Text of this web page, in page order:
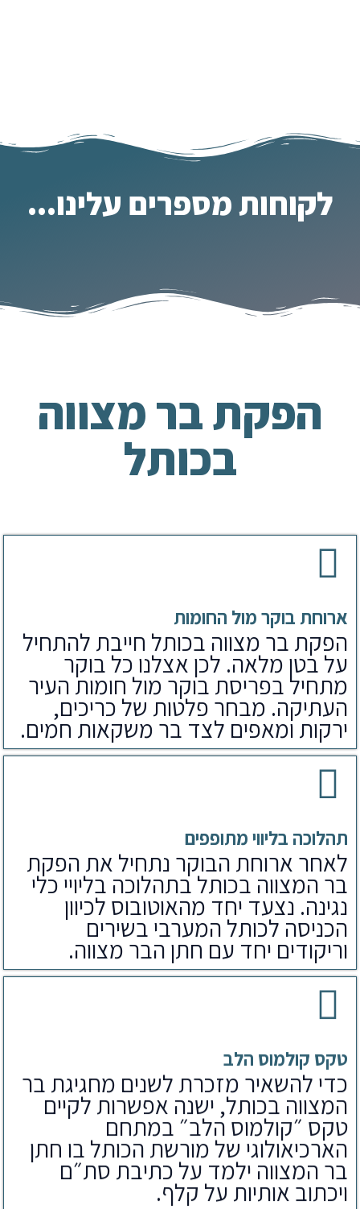
לקוחות מספרים עלינו...
הפקת בר מצווה
בכותל
ארוחת בוקר מול החומות
הפקת בר מצווה בכותל חייבת להתחיל
על בטן מלאה. לכן אצלנו כל בוקר
מתחיל בפריסת בוקר מול חומות העיר
העתיקה. מבחר פלטות של כריכים,
ירקות ומאפים לצד בר משקאות חמים.
תהלוכה בליווי מתופפים
לאחר ארוחת הבוקר נתחיל את הפקת
בר המצווה בכותל בתהלוכה בליויי כלי
נגינה. נצעד יחד מהאוטובוס לכיוון
הכניסה לכותל המערבי בשירים
וריקודים יחד עם חתן הבר מצווה.
טקס קולמוס הלב
כדי להשאיר מזכרת לשנים מחגיגת בר
המצווה בכותל, ישנה אפשרות לקיים
טקס ״קולמוס הלב״ במתחם
הארכיאולוגי של מורשת הכותל בו חתן
בר המצווה ילמד על כתיבת סת״ם
ויכתוב אותיות על קלף.